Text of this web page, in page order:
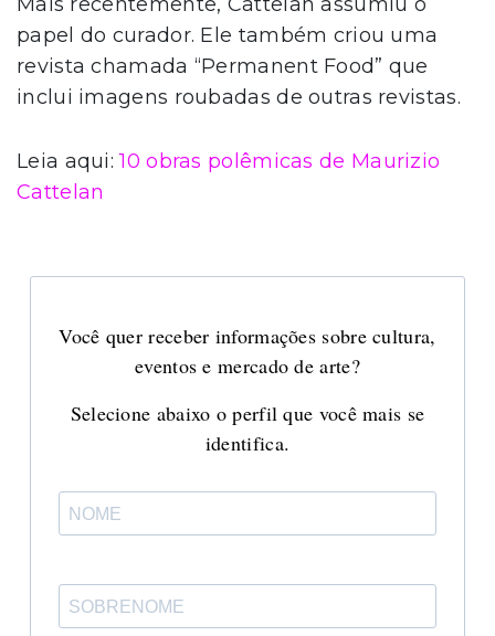
papel do curador. Ele também criou uma
revista chamada “Permanent Food” que
inclui imagens roubadas de outras revistas.
Leia aqui:10 obras polêmicas de Maurizio
Cattelan
Você quer receber informações sobre cultura,
eventos e mercado de arte?
Selecione abaixo o perfil que você mais se
identifica.